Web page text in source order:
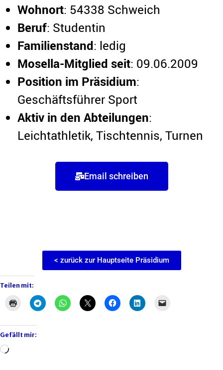
Wohnort: 54338 Schweich
Beruf: Studentin
Familienstand: ledig
Mosella-Mitglied seit: 09.06.2009
Position im Präsidium:
Geschäftsführer Sport
Aktiv in den Abteilungen:
Leichtathletik, Tischtennis, Turnen
Email schreiben
< zurück zur Hauptseite Präsidium
Teilen mit:
Gefällt mir: